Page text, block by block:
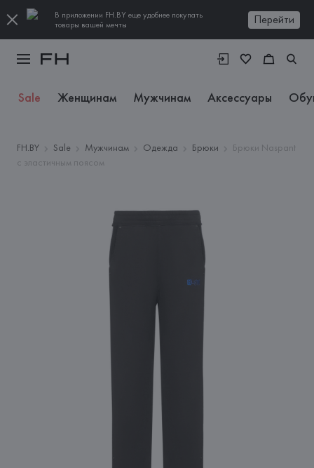
В приложении FH.BY еще удобнее покупать
товары вашей мечты
Перейти
Sale Женщинам Мужчинам Аксессуары
FH.BY Sale Мужчинам Одежда Брюки
Брюки Naspant
с эластичным поясом